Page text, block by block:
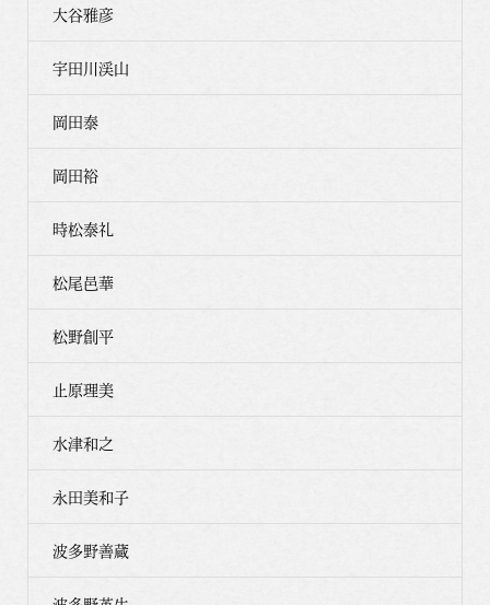
大谷雅彦
宇田川渓山
岡田泰
岡田裕
時松泰礼
松尾邑華
松野創平
止原理美
水津和之
永田美和子
波多野善蔵